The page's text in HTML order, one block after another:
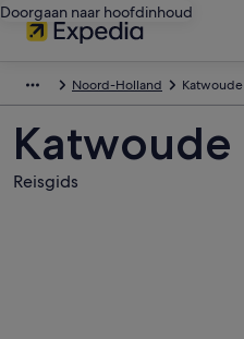
Doorgaan naar hoofdinhoud
Noord-Holland Katwoude
Katwoude
Reisgids